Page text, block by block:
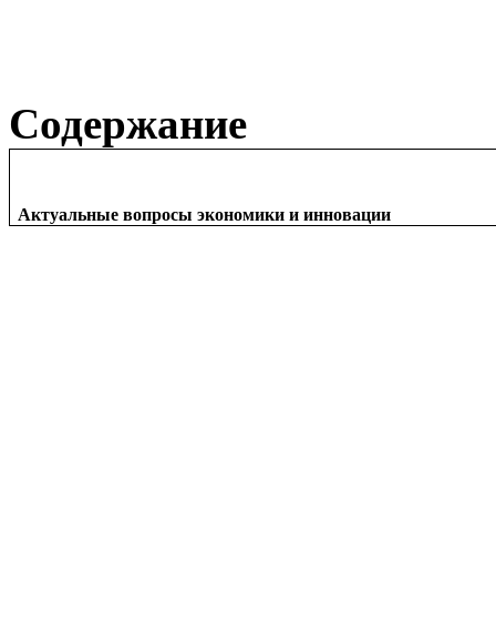
Содержание
Актуальные вопросы экономики и инновации